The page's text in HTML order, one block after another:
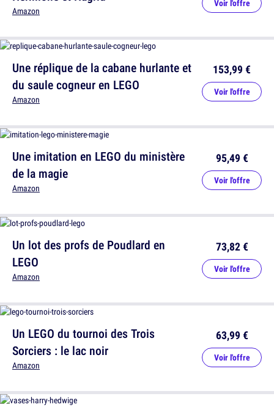
Une réplique de la cabane hurlante et
du saule cogneur en LEGO
Amazon
153,99 €
Voir l'offre
Un lot des profs de Poudlard en
LEGO
Amazon
73,82 €
Voir l'offre
Amazon
Voir l'offre
Une imitation en LEGO du ministère
de la magie
Amazon
95,49 €
Voir l'offre
Un LEGO du tournoi des Trois
Sorciers : le lac noir
Amazon
63,99 €
Voir l'offre